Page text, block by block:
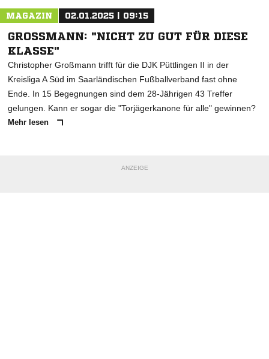
MAGAZIN 02.01.2025 | 09:15
GROSSMANN: "NICHT ZU GUT FÜR DIESE K
LASSE"
Christopher Großmann trifft für die DJK Püttlingen II in der
Kreisliga A Süd im Saarländischen Fußballverband fast ohne
Ende. In 15 Begegnungen sind dem 28-Jährigen 43 Treffer
gelungen. Kann er sogar die "Torjägerkanone für alle" gewinnen?
Mehr lesen
ANZEIGE